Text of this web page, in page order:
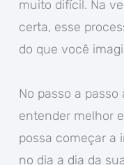
muito difícil. Na
certa, esse
do que você
No passo a
entender melhor
possa começar a
no dia a dia da